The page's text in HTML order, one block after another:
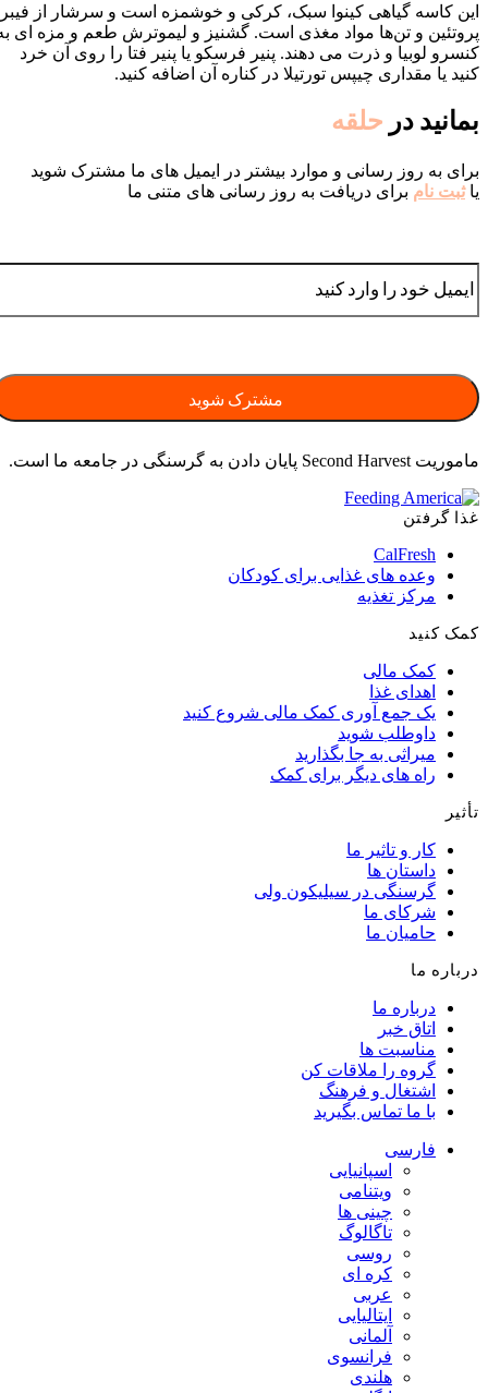
این کاسه گیاهی کینوا سبک، کرکی و خوشمزه است و سرشار از
پروتئین و تن‌ها مواد مغذی است. گشنیز و لیموترش طعم و مزه ای
کنسرو لوبیا و ذرت می دهند. پنیر فرسکو یا پنیر فتا را روی آن خرد
کنید یا مقداری چیپس تورتیلا در کناره آن اضافه کنید.
بمانید در حلقه
برای به روز رسانی و موارد بیشتر در ایمیل های ما مشترک شوید
یاثبت نام برای دریافت به روز رسانی های متنی ما
ماموریت Second Harvest پایان دادن به گرسنگی در جامعه ما است.
غذا گرفتن
CalFresh
وعده های غذایی برای کودکان
مرکز تغذیه
کمک کنید
کمک مالی
اهدای غذا
یک جمع آوری کمک مالی شروع کنید
داوطلب شوید
میراثی به جا بگذارید
راه های دیگر برای کمک
تأثیر
کار و تاثیر ما
داستان ها
گرسنگی در سیلیکون ولی
شرکای ما
حامیان ما
درباره ما
درباره ما
اتاق خبر
مناسبت ها
گروه را ملاقات کن
اشتغال و فرهنگ
با ما تماس بگیرید
فارسی
اسپانیایی
ویتنامی
چینی ها
تاگالوگ
روسی
کره ای
عربی
ایتالیایی
آلمانی
فرانسوی
هلندی